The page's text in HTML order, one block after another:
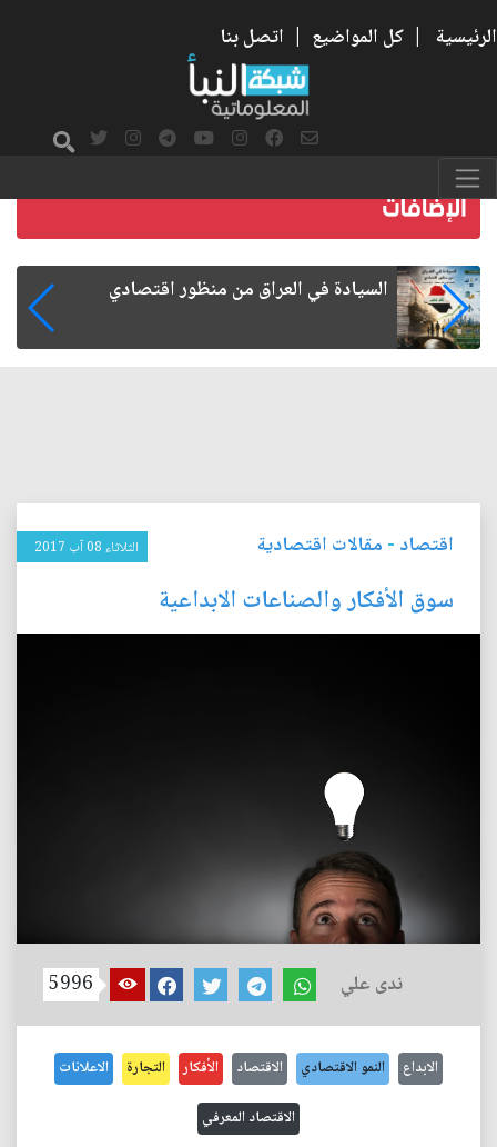
الرئيسية | كل المواضيع | اتصل بنا
ما بعد الأربعين.. كيف اتسعت الزيارة من هويتها
اقتصاد - مقالات اقتصادية الثلاثاء 08 آب 2017
سوق الأفكار والصناعات الابداعية
ندى علي 5996
الابداع النمو الاقتصادي الاقتصاد الأفكار التجارة الاعلانات
الاقتصاد المعرفي